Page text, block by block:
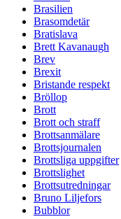
Brasilien
Brasomdetär
Bratislava
Brett Kavanaugh
Brev
Brexit
Bristande respekt
Bröllop
Brott
Brott och straff
Brottsanmälare
Brottsjournalen
Brottsliga uppgifter
Brottslighet
Brottsutredningar
Bruno Liljefors
Bubblor